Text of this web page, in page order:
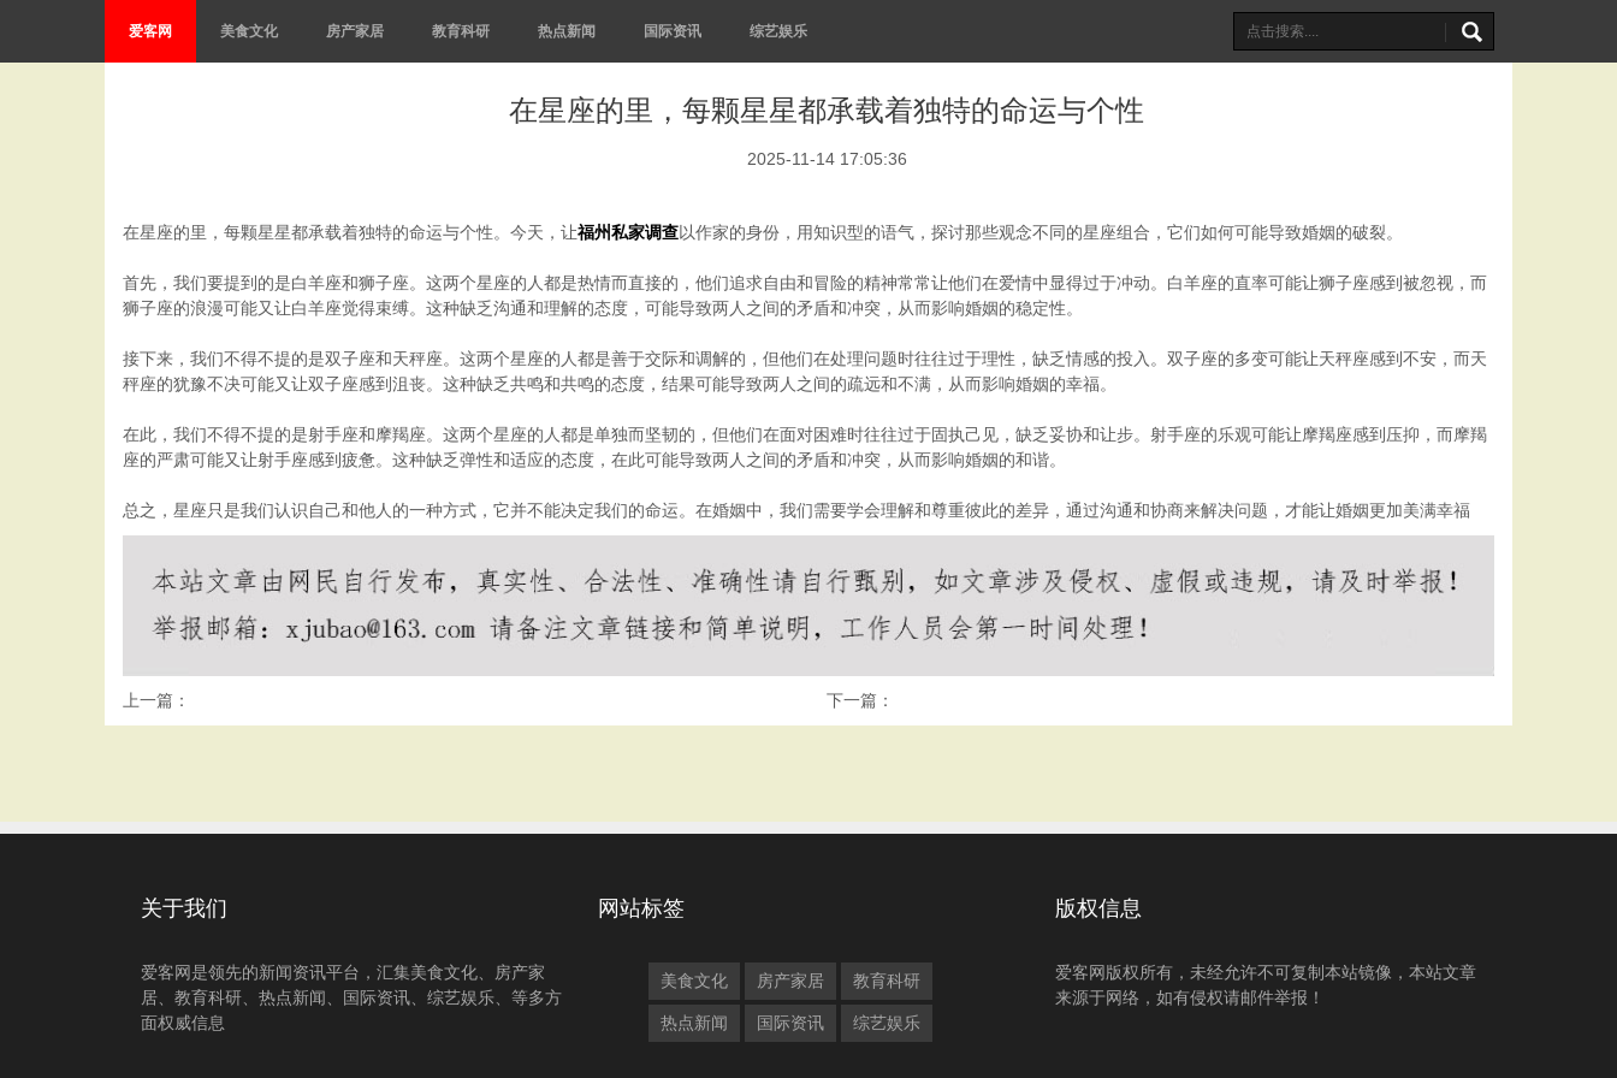
爱客网 美食文化 房产家居 教育科研 热点新闻 国际资讯 综艺娱乐
在星座的里，每颗星星都承载着独特的命运与个性
2025-11-14 17:05:36
在星座的里，每颗星星都承载着独特的命运与个性。今天，让福州私家调查以作家的身份，用知识型的语气，探讨那些观念不同的星座组合，它们如何可能导致婚姻的破裂。
首先，我们要提到的是白羊座和狮子座。这两个星座的人都是热情而直接的，他们追求自由和冒险的精神常常让他们在爱情中显得过于冲动。白羊座的直率可能让狮子座感到被忽视，而
狮子座的浪漫可能又让白羊座觉得束缚。这种缺乏沟通和理解的态度，可能导致两人之间的矛盾和冲突，从而影响婚姻的稳定性。
接下来，我们不得不提的是双子座和天秤座。这两个星座的人都是善于交际和调解的，但他们在处理问题时往往过于理性，缺乏情感的投入。双子座的多变可能让天秤座感到不安，而天
秤座的犹豫不决可能又让双子座感到沮丧。这种缺乏共鸣和共鸣的态度，结果可能导致两人之间的疏远和不满，从而影响婚姻的幸福。
在此，我们不得不提的是射手座和摩羯座。这两个星座的人都是单独而坚韧的，但他们在面对困难时往往过于固执己见，缺乏妥协和让步。射手座的乐观可能让摩羯座感到压抑，而摩羯
座的严肃可能又让射手座感到疲惫。这种缺乏弹性和适应的态度，在此可能导致两人之间的矛盾和冲突，从而影响婚姻的和谐。
总之，星座只是我们认识自己和他人的一种方式，它并不能决定我们的命运。在婚姻中，我们需要学会理解和尊重彼此的差异，通过沟通和协商来解决问题，才能让婚姻更加美满幸福
上一篇： 下一篇：
关于我们
爱客网是领先的新闻资讯平台，汇集美食文化、房产家
居、教育科研、热点新闻、国际资讯、综艺娱乐、等多方
面权威信息
网站标签
美食文化 房产家居 教育科研
热点新闻 国际资讯 综艺娱乐
版权信息
爱客网版权所有，未经允许不可复制本站镜像，本站文章
来源于网络，如有侵权请邮件举报！